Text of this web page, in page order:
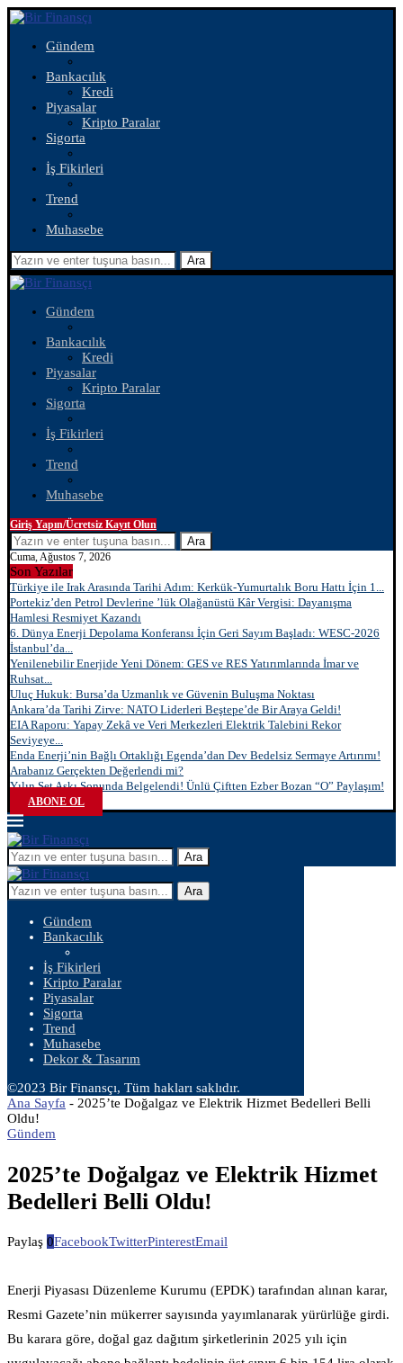
Gündem
Bankacılık
Kredi
Piyasalar
Kripto Paralar
Sigorta
İş Fikirleri
Trend
Muhasebe
Ara
Gündem
Bankacılık
Kredi
Piyasalar
Kripto Paralar
Sigorta
İş Fikirleri
Trend
Muhasebe
Giriş Yapın/Ücretsiz Kayıt Olun
Ara
Cuma, Ağustos 7, 2026
Son Yazılar
Türkiye ile Irak Arasında Tarihi Adım: Kerkük-Yumurtalık Boru Hattı İçin 1...
Portekiz’den Petrol Devlerine ’lük Olağanüstü Kâr Vergisi: Dayanışma
Hamlesi Resmiyet Kazandı
6. Dünya Enerji Depolama Konferansı İçin Geri Sayım Başladı: WESC-2026
İstanbul’da...
Yenilenebilir Enerjide Yeni Dönem: GES ve RES Yatırımlarında İmar ve
Ruhsat...
Uluç Hukuk: Bursa’da Uzmanlık ve Güvenin Buluşma Noktası
Ankara’da Tarihi Zirve: NATO Liderleri Beştepe’de Bir Araya Geldi!
EIA Raporu: Yapay Zekâ ve Veri Merkezleri Elektrik Talebini Rekor
Seviyeye...
Enda Enerji’nin Bağlı Ortaklığı Egenda’dan Dev Bedelsiz Sermaye Artırımı!
Arabanız Gerçekten Değerlendi mi?
Yılın Set Aşkı Sonunda Belgelendi! Ünlü Çiftten Ezber Bozan “O” Paylaşım!
ABONE OL
Ara
Ara
Gündem
Bankacılık
İş Fikirleri
Kripto Paralar
Piyasalar
Sigorta
Trend
Muhasebe
Dekor & Tasarım
©2023 Bir Finansçı, Tüm hakları saklıdır.
Ana Sayfa - 2025’te Doğalgaz ve Elektrik Hizmet Bedelleri Belli
Oldu!
Gündem
2025’te Doğalgaz ve Elektrik Hizmet
Bedelleri Belli Oldu!
Paylaş 0FacebookTwitterPinterestEmail
Enerji Piyasası Düzenleme Kurumu (EPDK) tarafından alınan karar,
Resmi Gazete’nin mükerrer sayısında yayımlanarak yürürlüğe girdi.
Bu karara göre, doğal gaz dağıtım şirketlerinin 2025 yılı için